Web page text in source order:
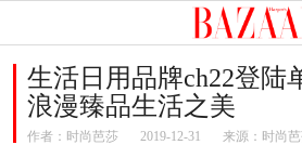
生活日用品牌ch22登陆
浪漫臻品生活之美
作者： 时尚芭莎 2019-12-31 来源：时尚